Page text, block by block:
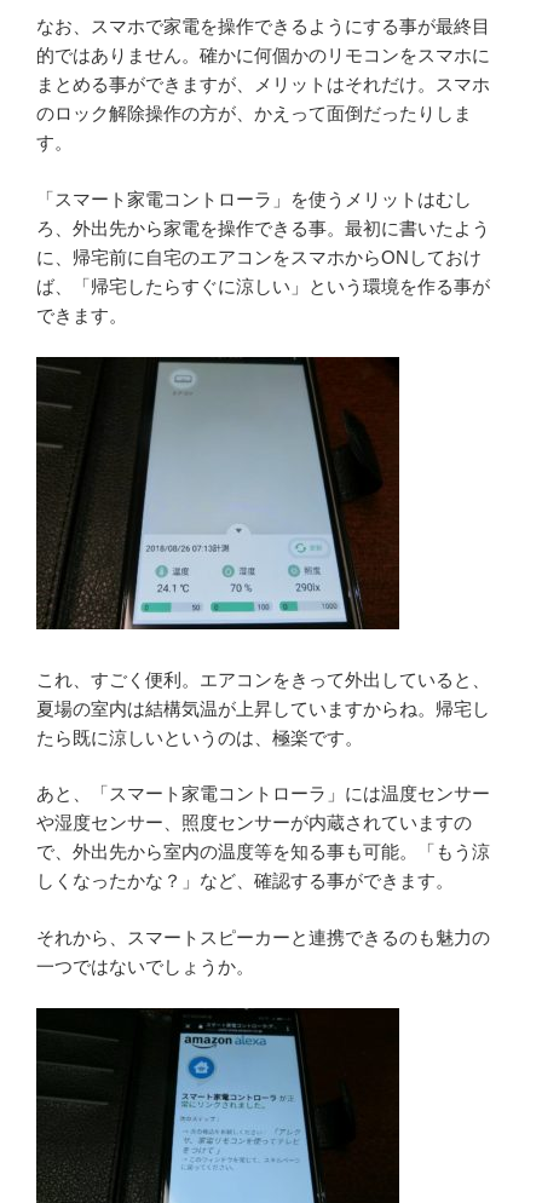
なお、スマホで家電を操作できるようにする事が最終目
的ではありません。確かに何個かのリモコンをスマホに
まとめる事ができますが、メリットはそれだけ。スマホ
のロック解除操作の方が、かえって面倒だったりしま
す。
「スマート家電コントローラ」を使うメリットはむし
ろ、外出先から家電を操作できる事。最初に書いたよう
に、帰宅前に自宅のエアコンをスマホからONしておけ
ば、「帰宅したらすぐに涼しい」という環境を作る事が
できます。
これ、すごく便利。エアコンをきって外出していると、
夏場の室内は結構気温が上昇していますからね。帰宅し
たら既に涼しいというのは、極楽です。
あと、「スマート家電コントローラ」には温度センサー
や湿度センサー、照度センサーが内蔵されていますの
で、外出先から室内の温度等を知る事も可能。「もう涼
しくなったかな？」など、確認する事ができます。
それから、スマートスピーカーと連携できるのも魅力の
一つではないでしょうか。